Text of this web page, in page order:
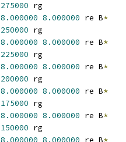
rg
8.000000 8.000000 re B*
rg
8.000000 8.000000 re B*
rg
8.000000 8.000000 re B*
rg
8.000000 8.000000 re B*
rg
8.000000 8.000000 re B*
rg
8.000000 8.000000 re B*